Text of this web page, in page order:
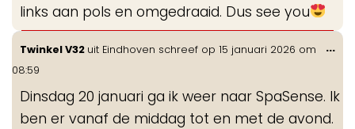
links aan pols en omgedraaid. Dus see you
Twinkel V32 uit Eindhoven schreef op 15 januari 2026 om
08:59
Dinsdag 20 januari ga ik weer naar SpaSense. Ik
ben er vanaf de middag tot en met de avond.
...